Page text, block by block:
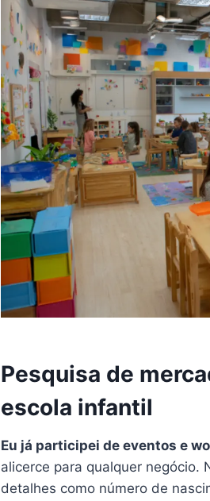
Pesquisa de
escola infantil
Eu já participei de eventos e
alicerce para qualquer negócio.
detalhes como número de